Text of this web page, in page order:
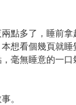
點多了，睡前
想看個幾頁就睡
毫無睡意的一
。